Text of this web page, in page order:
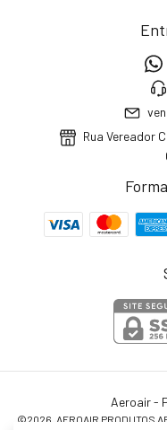
Rua Vereador
Aeroair -
©2026. AEROAIR PRODUTOS